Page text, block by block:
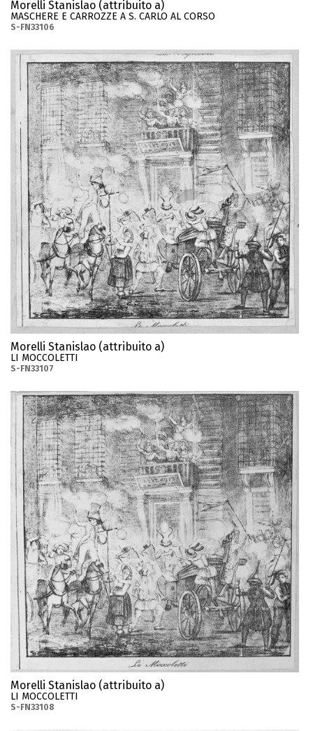
Morelli Stanislao (attribuito a)
MASCHERE E CARROZZE A S. CARLO AL CORSO
S-FN33106
Morelli Stanislao (attribuito a)
LI MOCCOLETTI
S-FN33107
Morelli Stanislao (attribuito a)
LI MOCCOLETTI
S-FN33108